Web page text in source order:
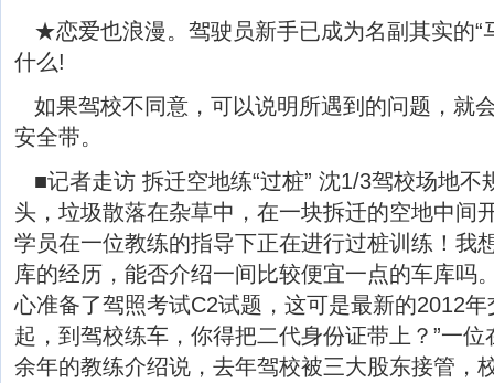
★恋爱也浪漫。驾驶员新手已成为名副其实的“
什么!
如果驾校不同意，可以说明所遇到的问题，就
安全带。
■记者走访 拆迁空地练“过桩” 沈1/3驾校场地
头，垃圾散落在杂草中，在一块拆迁的空地中间
学员在一位教练的指导下正在进行过桩训练！我
库的经历，能否介绍一间比较便宜一点的车库吗
心准备了驾照考试C2试题，这可是最新的2012
起，到驾校练车，你得把二代身份证带上？”一
余年的教练介绍说，去年驾校被三大股东接管，